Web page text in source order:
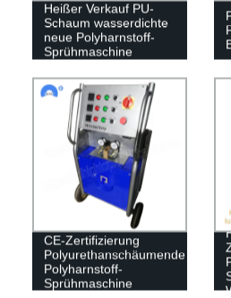
Heißer Verkauf PU-
Schaum wasserdichte
neue Polyharnstoff-
Sprühmaschine
CE-Zertifizierung
Polyurethanschäumende
Polyharnstoff-
Sprühmaschine